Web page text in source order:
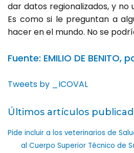
dar datos regionalizados, y no
Es como si le preguntan a
hacer en el mundo. No se
Fuente: EMILIO DE BENITO,
Tweets by _ICOVAL
Últimos artículos
Pide incluir a los veterinarios de
al Cuerpo Superior Técnico de